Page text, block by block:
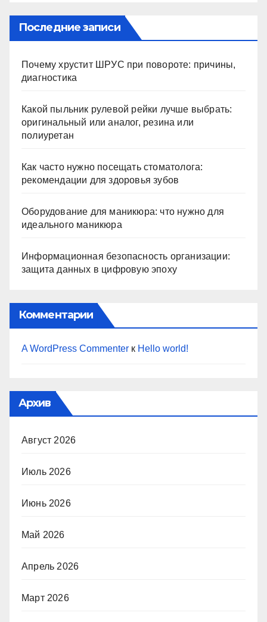
Последние записи
Почему хрустит ШРУС при повороте: причины,
диагностика
Какой пыльник рулевой рейки лучше выбрать:
оригинальный или аналог, резина или
полиуретан
Как часто нужно посещать стоматолога:
рекомендации для здоровья зубов
Оборудование для маникюра: что нужно для
идеального маникюра
Информационная безопасность организации:
защита данных в цифровую эпоху
Комментарии
A WordPress Commenter к Hello world!
Архив
Август 2026
Июль 2026
Июнь 2026
Май 2026
Апрель 2026
Март 2026